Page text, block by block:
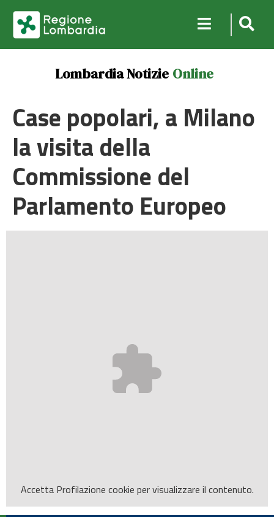
Lombardia Notizie Online
Case popolari, a Milano
la visita della
Commissione del
Parlamento Europeo
Accetta Profilazione cookie per visualizzare il contenuto.